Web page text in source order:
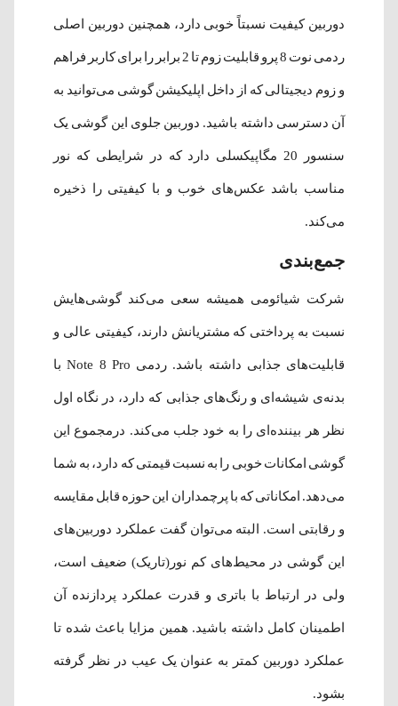
دوربین کیفیت نسبتاً خوبی دارد، همچنین دوربین اصلی
ردمی نوت 8 پرو قابلیت زوم تا 2 برابر را برای کاربر فراهم
و زوم دیجیتالی‌ که از داخل اپلیکیشن گوشی می‌توانید به
آن دسترسی داشته باشید. دوربین جلوی این گوشی یک
سنسور 20 مگاپیکسلی دارد که در شرایطی که نور
مناسب باشد عکس‌های خوب و با کیفیتی را ذخیره
می‌کند.
جمع‌بندی
شرکت شیائومی همیشه سعی می‌کند گوشی‌‌هایش
نسبت به پرداختی که مشتریانش دارند، کیفیتی عالی و
قابلیت‌های جذابی داشته ‌باشد. ردمی Note 8 Pro با
بدنه‌ی شیشه‌ای و رنگ‌های جذابی که دارد، در نگاه اول
نظر هر بیننده‌ای را به خود جلب می‌کند. درمجموع این
گوشی امکانات خوبی را به نسبت قیمتی که دارد، به شما
می‌دهد. امکاناتی که با پرچمداران این حوزه قابل مقایسه
و رقابتی است. البته می‌توان گفت عملکرد دوربین‌های
این گوشی در محیط‌‌های کم نور(تاریک) ضعیف است،
ولی در ارتباط با باتری و قدرت عملکرد پردازنده آن
اطمینان کامل داشته‌ باشید. همین مزایا باعث شده تا
عملکرد دوربین کمتر به عنوان یک عیب در نظر گرفته
بشود.